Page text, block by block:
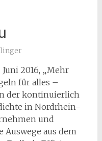
Juni 2016, „Mehr
für alles –
der kontinuierlich
in Nordrhein-
und
Auswege aus dem